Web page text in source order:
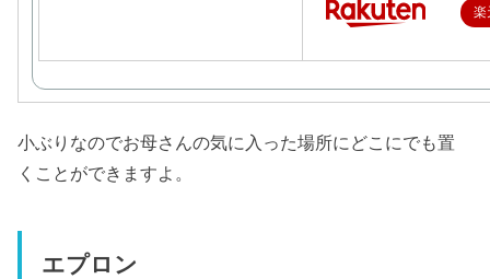
楽
小ぶりなのでお母さんの気に入った場所にどこにでも置
くことができますよ。
エプロン